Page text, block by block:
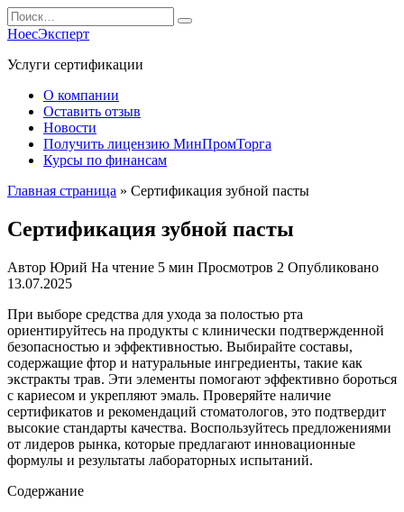
Перейти
к
содержанию
Search
for:
НоесЭксперт
Услуги сертификации
О компании
Оставить отзыв
Новости
Получить лицензию МинПромТорга
Курсы по финансам
Главная страница » Сертификация зубной пасты
Сертификация зубной пасты
Автор Юрий На чтение 5 мин Просмотров 2 Опубликовано
13.07.2025
При выборе средства для ухода за полостью рта
ориентируйтесь на продукты с клинически подтвержденной
безопасностью и эффективностью. Выбирайте составы,
содержащие фтор и натуральные ингредиенты, такие как
экстракты трав. Эти элементы помогают эффективно бороться
с кариесом и укрепляют эмаль. Проверяйте наличие
сертификатов и рекомендаций стоматологов, это подтвердит
высокие стандарты качества. Воспользуйтесь предложениями
от лидеров рынка, которые предлагают инновационные
формулы и результаты лабораторных испытаний.
Содержание